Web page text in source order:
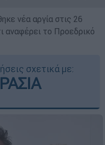
νέα αργία στις 26
αναφέρει το Προεδρικό
σχετικά με: